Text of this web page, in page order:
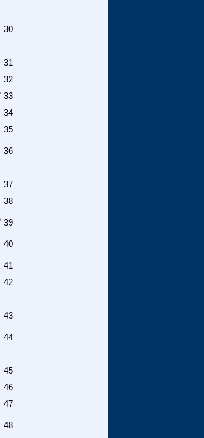
30
31
32
33
34
35
36
37
38
39
40
41
42
43
44
45
46
47
48